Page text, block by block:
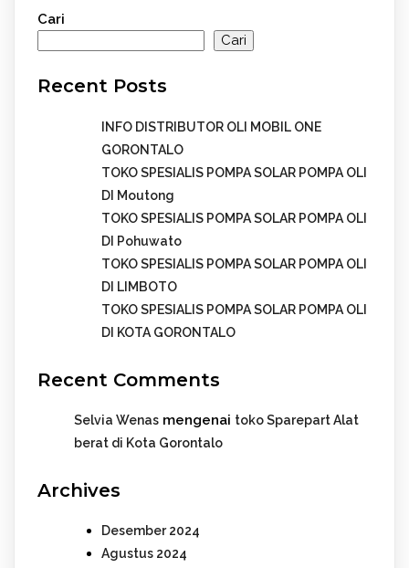
Cari
Cari
Recent Posts
INFO DISTRIBUTOR OLI MOBIL ONE
GORONTALO
TOKO SPESIALIS POMPA SOLAR POMPA OLI
DI Moutong
TOKO SPESIALIS POMPA SOLAR POMPA OLI
DI Pohuwato
TOKO SPESIALIS POMPA SOLAR POMPA OLI
DI LIMBOTO
TOKO SPESIALIS POMPA SOLAR POMPA OLI
DI KOTA GORONTALO
Recent Comments
Selvia Wenas mengenai toko Sparepart Alat
berat di Kota Gorontalo
Archives
Desember 2024
Agustus 2024